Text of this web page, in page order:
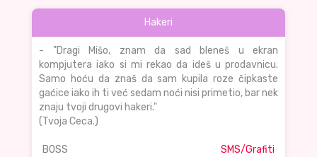
Hakeri
- "Dragi Mišo, znam da sad bleneš u ekran
kompjutera iako si mi rekao da ideš u prodavnicu.
Samo hoću da znaš da sam kupila roze čipkaste
gaćice iako ih ti već sedam noći nisi primetio, bar nek
znaju tvoji drugovi hakeri."
(Tvoja Ceca.)
B0SS SMS/Grafiti